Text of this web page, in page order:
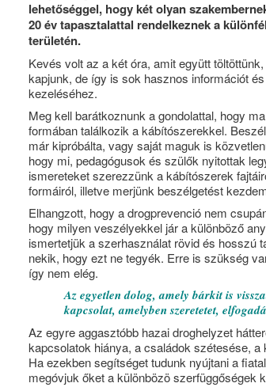
lehetőséggel, hogy két olyan
20 év tapasztalattal rendelkeznek a
területén.
Kevés volt az a két óra, amit együtt
kapjunk, de így is sok hasznos információt
kezeléséhez.
Meg kell barátkoznunk a gondolattal, hogy
formában találkozik a kábítószerekkel.
már kipróbálta, vagy saját maguk is
hogy mi, pedagógusok és szülők nyitottak
ismereteket szerezzünk a kábítószerek
formáiról, illetve merjünk beszélgetést
Elhangzott, hogy a drogprevenció nem
hogy milyen veszélyekkel jár a különböző
ismertetjük a szerhasználat rövid és hosszú
nekik, hogy ezt ne tegyék. Erre is szükség
így nem elég.
Az egyetlen dolog, amely bárkit is
kapcsolat, amelyben szeretetet,
Az egyre aggasztóbb hazai droghelyzet
kapcsolatok hiánya, a családok szétesése,
Ha ezekben segítséget tudunk nyújtani a
megóvjuk őket a különbözö szerfüggőségek